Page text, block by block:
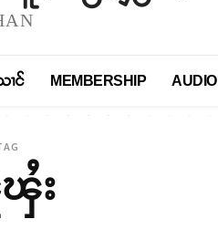
ၢင် MEMBERSHIP AUDIO
း